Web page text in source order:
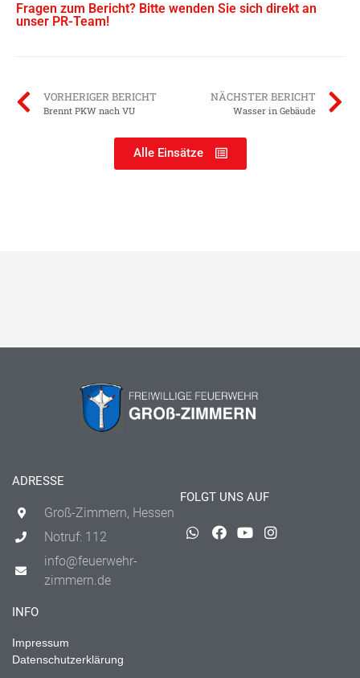
Fragen zum Bericht? Bitte wenden Sie sich direkt an
unser PR-Team!
VORHERIGER BERICHT
Brennt PKW nach VU
NÄCHSTER BERICHT
Wasser in Gebäude
Alle Einsätze
ADRESSE
Groß-Zimmern, Hessen
Notruf: 112
info@feuerwehr-
zimmern.de
FOLGT UNS AUF
INFO
Impressum
Datenschutzerklärung